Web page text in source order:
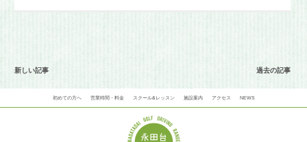
新しい記事 過去の記事
初めての方へ 営業時間・料金 スクール&レッスン 施設案内 アクセス NEWS